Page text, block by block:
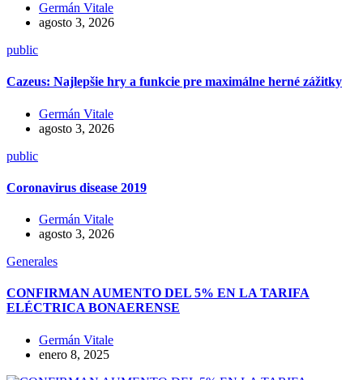
Germán Vitale
agosto 3, 2026
public
Cazeus: Najlepšie hry a funkcie pre maximálne herné zážitky
Germán Vitale
agosto 3, 2026
public
Coronavirus disease 2019
Germán Vitale
agosto 3, 2026
Generales
CONFIRMAN AUMENTO DEL 5% EN LA TARIFA
ELÉCTRICA BONAERENSE
Germán Vitale
enero 8, 2025